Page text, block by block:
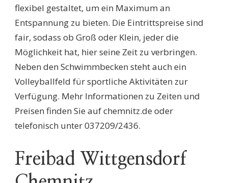
flexibel gestaltet, um ein Maximum an
Entspannung zu bieten. Die Eintrittspreise sind
fair, sodass ob Groß oder Klein, jeder die
Möglichkeit hat, hier seine Zeit zu verbringen.
Neben den Schwimmbecken steht auch ein
Volleyballfeld für sportliche Aktivitäten zur
Verfügung. Mehr Informationen zu Zeiten und
Preisen finden Sie auf chemnitz.de oder
telefonisch unter 037209/2436.
Freibad Wittgensdorf